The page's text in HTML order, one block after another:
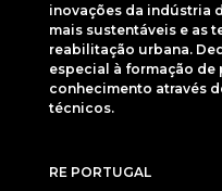
inovações da indústria
mais sustentáveis e as
reabilitação urbana.
especial à formação
conhecimento através
técnicos.
RE PORTUGAL